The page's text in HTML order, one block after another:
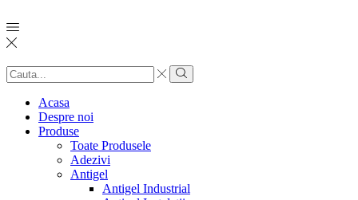
Search
input
Search
Acasa
Despre noi
Produse
Toate Produsele
Adezivi
Antigel
Antigel Industrial